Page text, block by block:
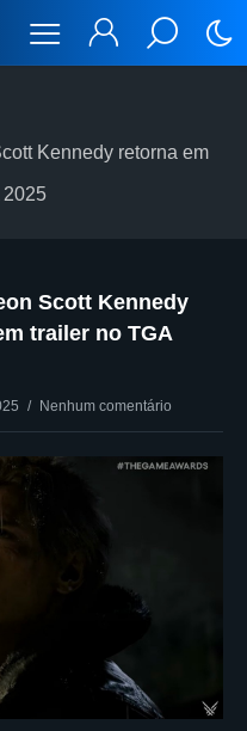
Kennedy retorna em
2025
Scott Kennedy
trailer no TGA
Nenhum comentário